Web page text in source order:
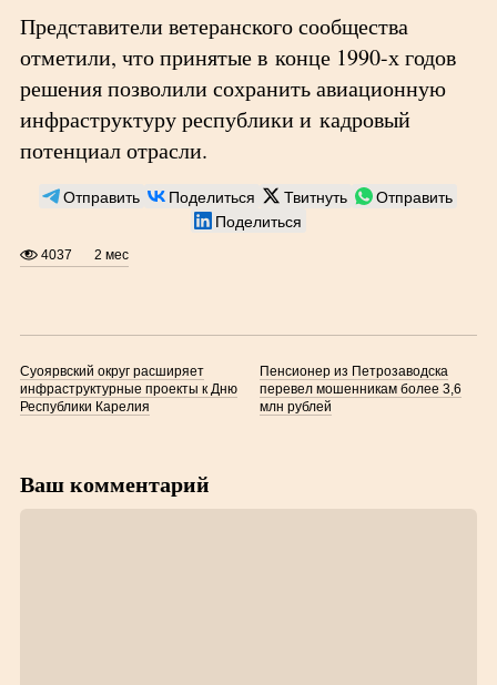
Представители ветеранского сообщества
отметили, что принятые в конце 1990-х годов
решения позволили сохранить авиационную
инфраструктуру республики и кадровый
потенциал отрасли.
Отправить Поделиться Твитнуть
Отправить
Поделиться
4037 2 мес
Суоярвский округ расширяет
инфраструктурные проекты к Дню
Республики Карелия
Пенсионер из Петрозаводска
перевел мошенникам более 3,6
млн рублей
Ваш комментарий